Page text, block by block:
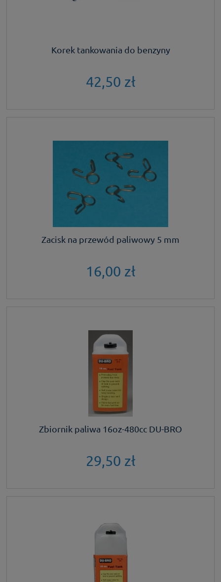
Korek tankowania do benzyny
42,50 zł
Zacisk na przewód paliwowy 5 mm
16,00 zł
Zbiornik paliwa 16oz-480cc DU-BRO
29,50 zł